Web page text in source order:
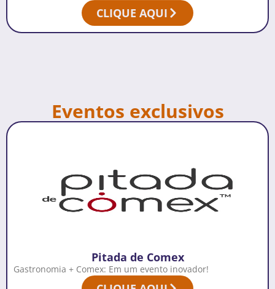
CLIQUE AQUI
Eventos exclusivos
Pitada de Comex
Gastronomia + Comex: Em um evento inovador!